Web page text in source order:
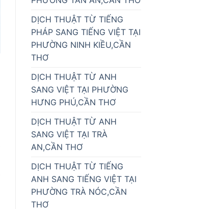
DỊCH THUẬT TỪ TIẾNG
PHÁP SANG TIẾNG VIỆT TẠI
PHƯỜNG NINH KIỀU,CẦN
THƠ
DỊCH THUẬT TỪ ANH
SANG VIỆT TẠI PHƯỜNG
HƯNG PHÚ,CẦN THƠ
DỊCH THUẬT TỪ ANH
SANG VIỆT TẠI TRÀ
AN,CẦN THƠ
DỊCH THUẬT TỪ TIẾNG
ANH SANG TIẾNG VIỆT TẠI
PHƯỜNG TRÀ NÓC,CẦN
THƠ